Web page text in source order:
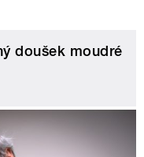
doušek moudré